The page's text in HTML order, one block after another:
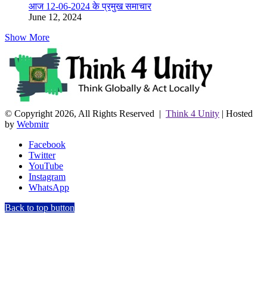
आज 12-06-2024 के प्रमुख समाचार
June 12, 2024
Show More
© Copyright 2026, All Rights Reserved | Think 4 Unity | Hosted
by Webmitr
Facebook
Twitter
YouTube
Instagram
WhatsApp
Back to top button